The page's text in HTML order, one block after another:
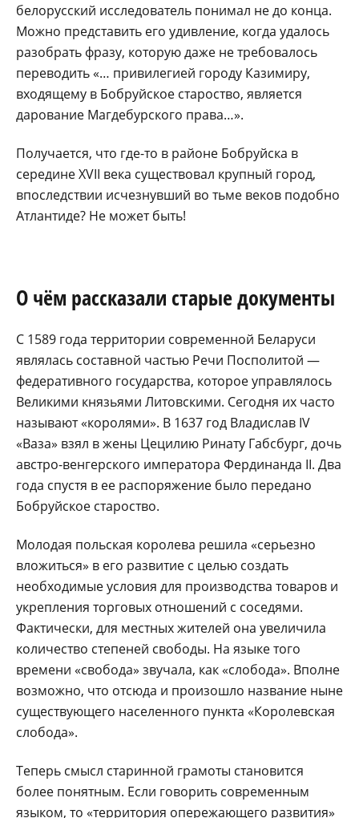
белорусский исследователь понимал не до конца.
Можно представить его удивление, когда удалось
разобрать фразу, которую даже не требовалось
переводить «… привилегией городу Казимиру,
входящему в Бобруйское староство, является
дарование Магдебурского права…».
Получается, что где-то в районе Бобруйска в
середине XVII века существовал крупный город,
впоследствии исчезнувший во тьме веков подобно
Атлантиде? Не может быть!
О чём рассказали старые документы
С 1589 года территории современной Беларуси
являлась составной частью Речи Посполитой —
федеративного государства, которое управлялось
Великими князьями Литовскими. Сегодня их часто
называют «королями». В 1637 год Владислав IV
«Ваза» взял в жены Цецилию Ринату Габсбург, дочь
австро-венгерского императора Фердинанда II. Два
года спустя в ее распоряжение было передано
Бобруйское староство.
Молодая польская королева решила «серьезно
вложиться» в его развитие с целью создать
необходимые условия для производства товаров и
укрепления торговых отношений с соседями.
Фактически, для местных жителей она увеличила
количество степеней свободы. На языке того
времени «свобода» звучала, как «слобода». Вполне
возможно, что отсюда и произошло название ныне
существующего населенного пункта «Королевская
слобода».
Теперь смысл старинной грамоты становится
более понятным. Если говорить современным
языком, то «территория опережающего развития»